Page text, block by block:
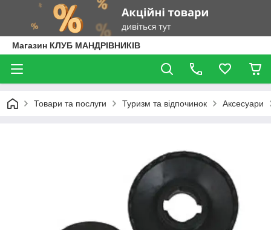
Магазин КЛУБ МАНДРІВНИКІВ
Товари та послуги Туризм та відпочинок Аксесуари